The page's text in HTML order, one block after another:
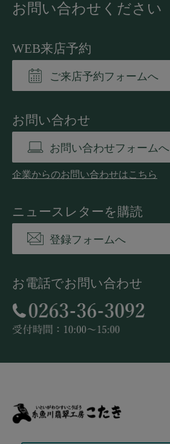
お問い合わせください
WEB来店予約
ご来店予約フォームへ
お問い合わせ
お問い合わせフォームへ
企業からのお問い合わせはこちら
ニュースレターを購読
登録フォームへ
お電話でお問い合わせ